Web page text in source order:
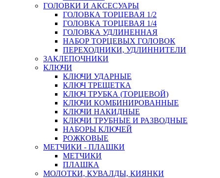
ГОЛОВКИ И АКСЕСУАРЫ
ГОЛОВКА ТОРЦЕВАЯ 1/2
ГОЛОВКА ТОРЦЕВАЯ 1/4
ГОЛОВКА УДЛИНЕННАЯ
НАБОР ТОРЦЕВЫХ ГОЛОВОК
ПЕРЕХОДНИКИ, УДЛИННИТЕЛИ
ЗАКЛЕПОЧНИКИ
КЛЮЧИ
КЛЮЧИ УДАРНЫЕ
КЛЮЧ ТРЕЩЕТКА
КЛЮЧ ТРУБКА (ТОРЦЕВОЙ)
КЛЮЧИ КОМБИНИРОВАННЫЕ
КЛЮЧИ НАКИДНЫЕ
КЛЮЧИ ТРУБНЫЕ И РАЗВОДНЫЕ
НАБОРЫ КЛЮЧЕЙ
РОЖКОВЫЕ
МЕТЧИКИ - ПЛАШКИ
МЕТЧИКИ
ПЛАШКА
МОЛОТКИ, КУВАЛДЫ, КИЯНКИ